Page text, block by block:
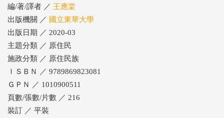
編/著/譯者 ／ 王應棠
出版機關 ／ 國立東華大學
出版日期 ／ 2020-03
主題分類 ／ 原住民
施政分類 ／ 原住民族
ＩＳＢＮ ／ 9789869823081
ＧＰＮ ／ 1010900511
頁數/張數/片數 ／ 216
裝訂 ／ 平裝